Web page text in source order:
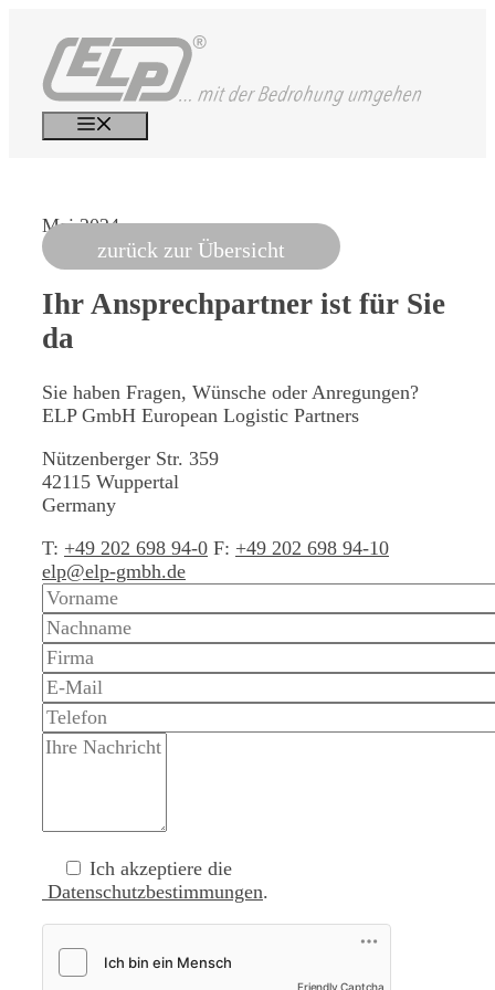
springen
Mai 2024
zurück zur Übersicht
Ihr Ansprechpartner ist für Sie
da
Sie haben Fragen, Wünsche oder Anregungen?
ELP GmbH European Logistic Partners
Nützenberger Str. 359
42115 Wuppertal
Germany
T: +49 202 698 94-0 F: +49 202 698 94-10
elp@elp-gmbh.de
Ich akzeptiere die
Datenschutzbestimmungen.
Friendly Captcha